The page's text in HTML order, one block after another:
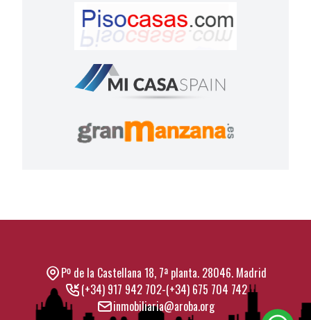
Pº de la Castellana 18, 7ª planta. 28046. Madrid
(+34) 917 942 702-(+34) 675 704 742
inmobiliaria@aroba.org